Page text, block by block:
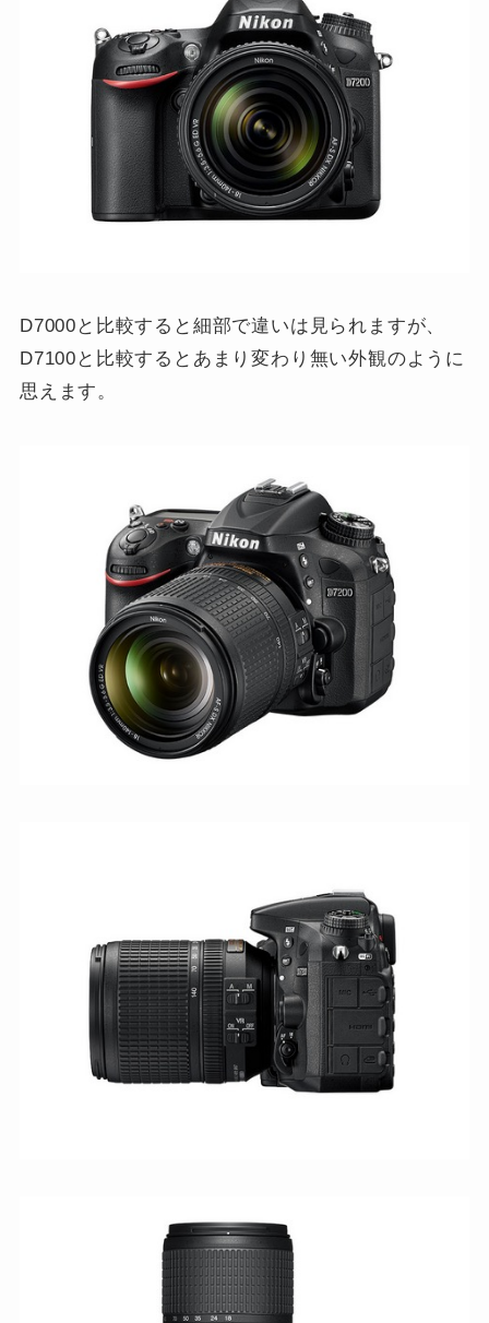
D7000と比較すると細部で違いは見られますが、
D7100と比較するとあまり変わり無い外観のように
思えます。